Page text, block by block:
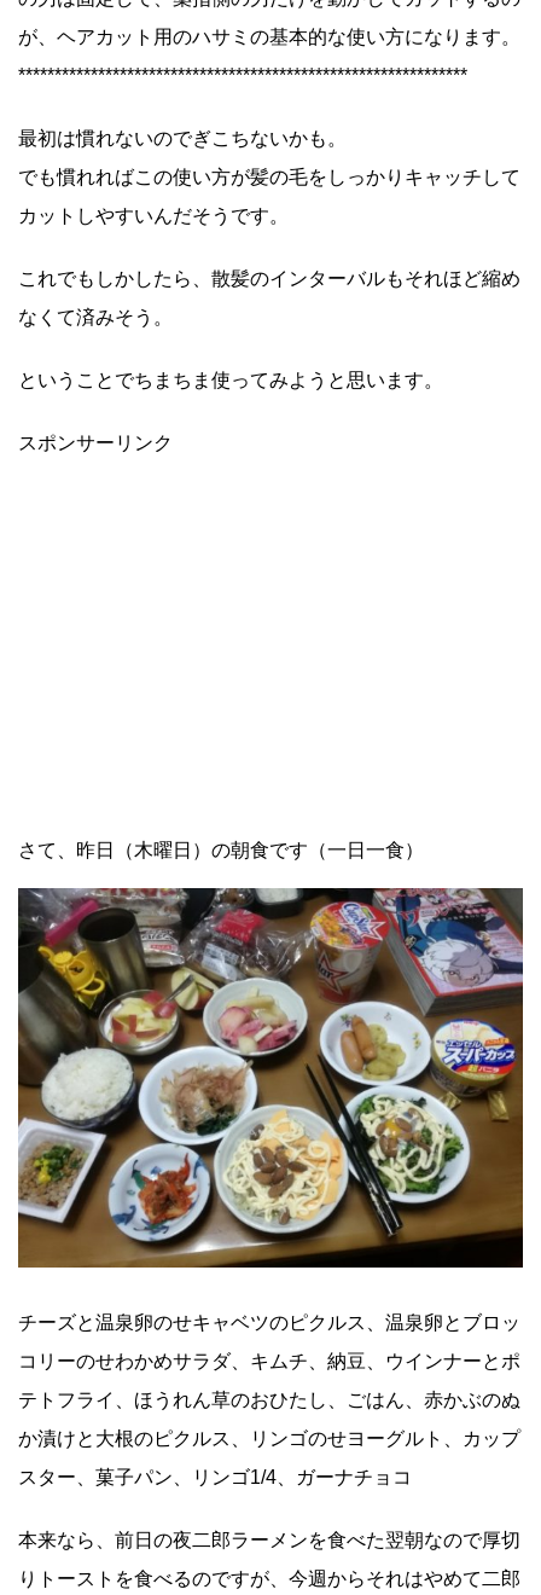
が、ヘアカット用のハサミの基本的な使い方になります。
**************************************************************
最初は慣れないのでぎこちないかも。
でも慣れればこの使い方が髪の毛をしっかりキャッチして
カットしやすいんだそうです。
これでもしかしたら、散髪のインターバルもそれほど縮め
なくて済みそう。
ということでちまちま使ってみようと思います。
スポンサーリンク
さて、昨日（木曜日）の朝食です（一日一食）
チーズと温泉卵のせキャベツのピクルス、温泉卵とブロッ
コリーのせわかめサラダ、キムチ、納豆、ウインナーとポ
テトフライ、ほうれん草のおひたし、ごはん、赤かぶのぬ
か漬けと大根のピクルス、リンゴのせヨーグルト、カップ
スター、菓子パン、リンゴ1/4、ガーナチョコ
本来なら、前日の夜二郎ラーメンを食べた翌朝なので厚切
りトーストを食べるのですが、今週からそれはやめて二郎